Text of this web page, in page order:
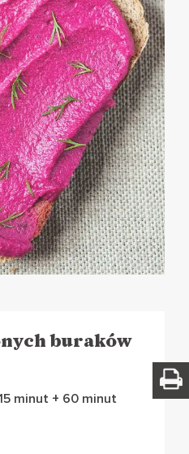
buraków
minut + 60 minut